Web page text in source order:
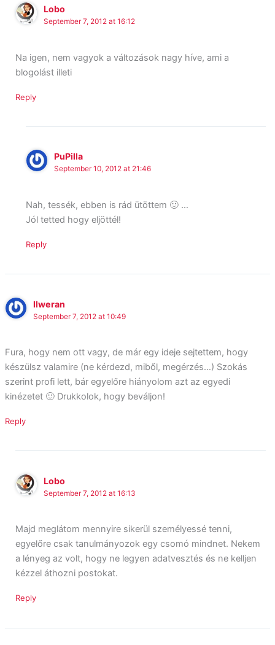
Lobo
September 7, 2012 at 16:12
Na igen, nem vagyok a változások nagy híve, ami a
blogolást illeti
Reply
PuPilla
September 10, 2012 at 21:46
Nah, tessék, ebben is rád ütöttem 🙂 …
Jól tetted hogy eljöttél!
Reply
Ilweran
September 7, 2012 at 10:49
Fura, hogy nem ott vagy, de már egy ideje sejtettem, hogy
készülsz valamire (ne kérdezd, miből, megérzés…) Szokás
szerint profi lett, bár egyelőre hiányolom azt az egyedi
kinézetet 🙂 Drukkolok, hogy beváljon!
Reply
Lobo
September 7, 2012 at 16:13
Majd meglátom mennyire sikerül személyessé tenni,
egyelőre csak tanulmányozok egy csomó mindnet. Nekem
a lényeg az volt, hogy ne legyen adatvesztés és ne kelljen
kézzel áthozni postokat.
Reply